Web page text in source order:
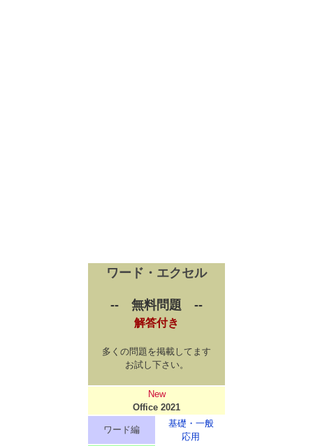
ワード・エクセル
-- 無料問題 --
解答付き
多くの問題を掲載してます
お試し下さい。
New
Office 2021
ワード編
基礎・一般
応用